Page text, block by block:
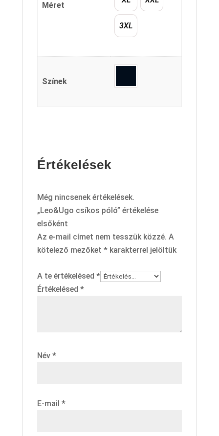
Méret
3XL
Színek
Értékelések
Még nincsenek értékelések.
„Leo&Ugo csíkos póló” értékelése
elsőként
Az e-mail címet nem tesszük közzé. A
kötelező mezőket *karakterrel jelöltük
A te értékelésed *
Értékelésed *
Név *
E-mail *